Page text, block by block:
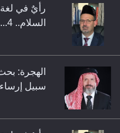
إتمام حفظ
طلاب من
رأيٌ في
السلام.. 4...
الهجرة:
سبيل